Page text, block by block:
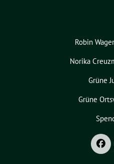
Robin
Norika
Grüne
Grüne